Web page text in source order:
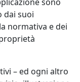
dai suoi
normativa e dei
– ed ogni altro